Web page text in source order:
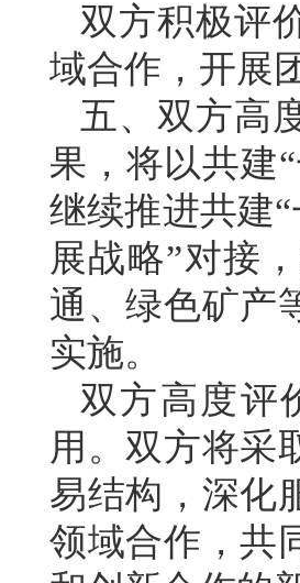
双方积极评
域合作，开展
五、双方高
果，将以共建
继续推进共建
展战略”对接
通、绿色矿产
实施。
双方高度评
用。双方将采
易结构，深化
领域合作，共